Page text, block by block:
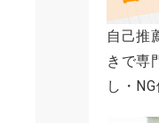
自己推
きで専
し・